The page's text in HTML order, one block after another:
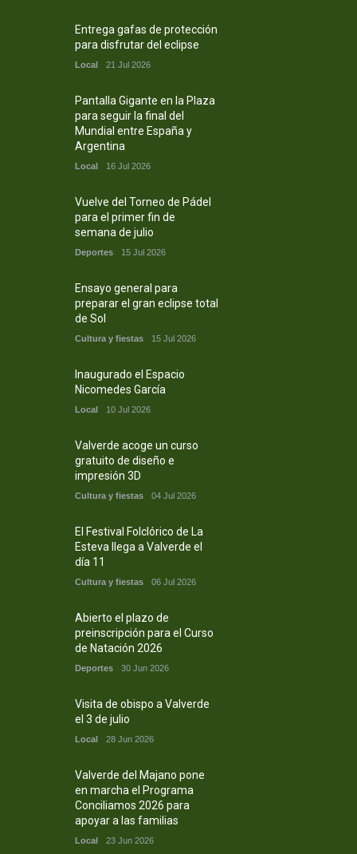
Entrega gafas de protección
para disfrutar del eclipse
Local 21 Jul 2026
Pantalla Gigante en la Plaza
para seguir la final del
Mundial entre España y
Argentina
Local 16 Jul 2026
Vuelve del Torneo de Pádel
para el primer fin de
semana de julio
Deportes 15 Jul 2026
Ensayo general para
preparar el gran eclipse total
de Sol
Cultura y fiestas 15 Jul 2026
Inaugurado el Espacio
Nicomedes García
Local 10 Jul 2026
Valverde acoge un curso
gratuito de diseño e
impresión 3D
Cultura y fiestas 04 Jul 2026
El Festival Folclórico de La
Esteva llega a Valverde el
día 11
Cultura y fiestas 06 Jul 2026
Abierto el plazo de
preinscripción para el Curso
de Natación 2026
Deportes 30 Jun 2026
Visita de obispo a Valverde
el 3 de julio
Local 28 Jun 2026
Valverde del Majano pone
en marcha el Programa
Conciliamos 2026 para
apoyar a las familias
Local 23 Jun 2026